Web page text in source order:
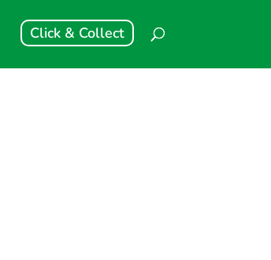
Click & Collect